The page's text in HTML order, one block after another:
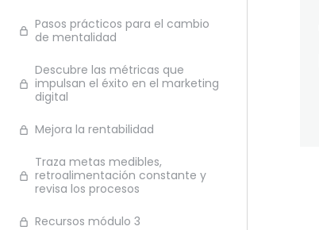
Pasos prácticos para el cambio
de mentalidad
Descubre las métricas que
impulsan el éxito en el marketing
digital
Mejora la rentabilidad
Traza metas medibles,
retroalimentación constante y
revisa los procesos
Recursos módulo 3